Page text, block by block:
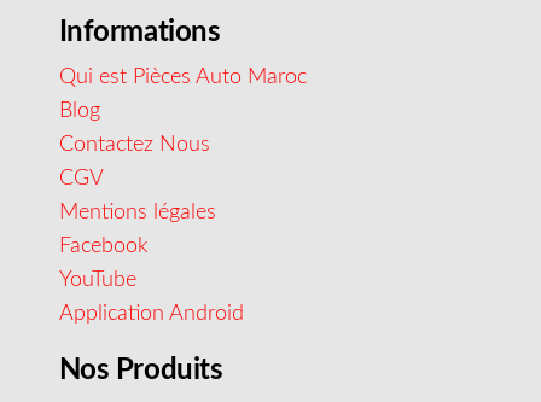
Informations
Qui est Pièces Auto Maroc
Blog
Contactez Nous
CGV
Mentions légales
Facebook
YouTube
Application Android
Nos Produits